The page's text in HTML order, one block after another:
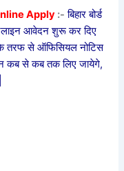
Apply :- बिहार बोर्ड
आवेदन शुरू कर दिए
तरफ से ऑफिसियल नोटिस
कब से कब तक लिए जायेगे,